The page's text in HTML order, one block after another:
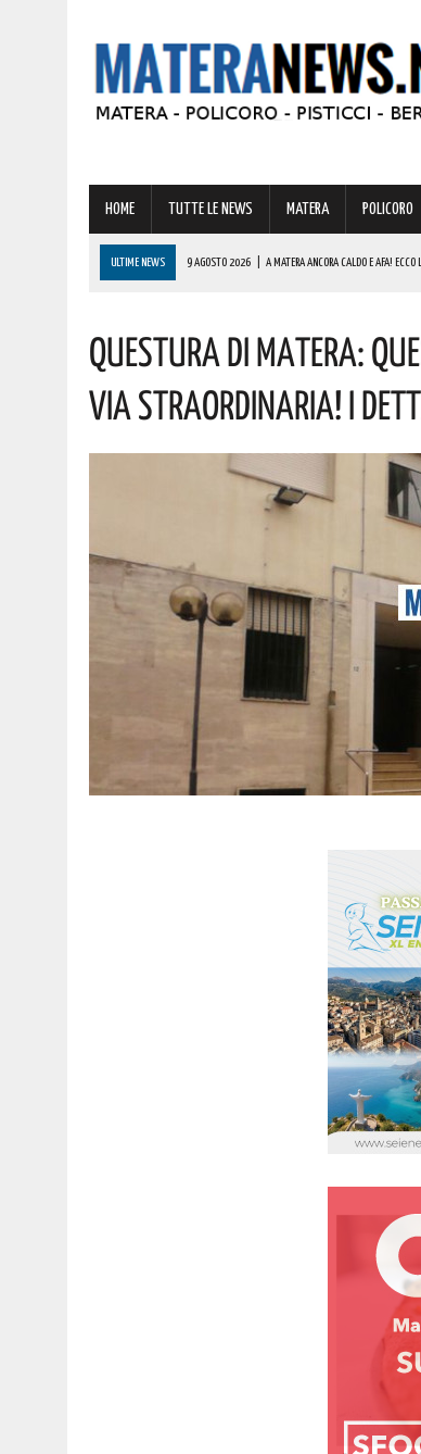
HOME TUTTE LE NEWS MATERA POLICORO
ULTIME NEWS 9 AGOSTO 2026 A MATERA ANCORA CALDO E AFA!
9 AGOSTO 2026 | VINCITA DA RECORD IN BASILICATA DI OLTRE 600000 EURO!
8 AGOSTO 2026 | BRUTTO INCIDENTE SULLA 106 JONICA! ELIAMBULANZA
Questura Di Matera:
Via Straordinaria! I